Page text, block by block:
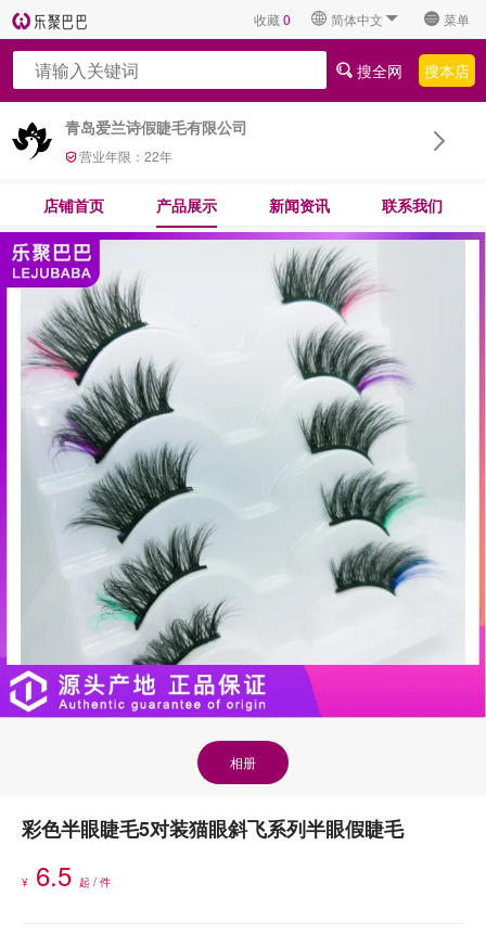
收藏0 简体中文 菜单
青岛爱兰诗假睫毛有限公司
营业年限： 22年
搜全网 搜本店
店铺首页 产品展示 新闻资讯 联系我们
相册
彩色半眼睫毛5对装猫眼斜飞系列半眼假睫毛
¥ 6.5 起 / 件